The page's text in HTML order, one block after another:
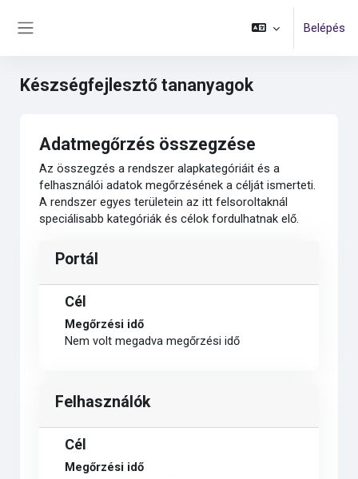
Belépés
Készségfejlesztő tananyagok
Adatmegőrzés összegzése
Az összegzés a rendszer alapkategóriáit és a
felhasználói adatok megőrzésének a célját ismerteti.
A rendszer egyes területein az itt felsoroltaknál
speciálisabb kategóriák és célok fordulhatnak elő.
Portál
Cél
Megőrzési idő
Nem volt megadva megőrzési idő
Felhasználók
Cél
Megőrzési idő